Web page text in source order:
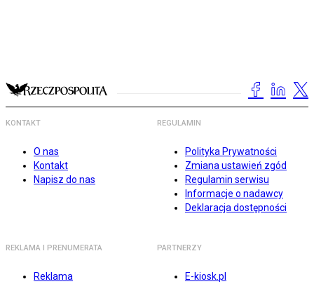
KONTAKT
O nas
Kontakt
Napisz do nas
REGULAMIN
Polityka Prywatności
Zmiana ustawień zgód
Regulamin serwisu
Informacje o nadawcy
Deklaracja dostępności
REKLAMA I PRENUMERATA
Reklama
PARTNERZY
E-kiosk.pl